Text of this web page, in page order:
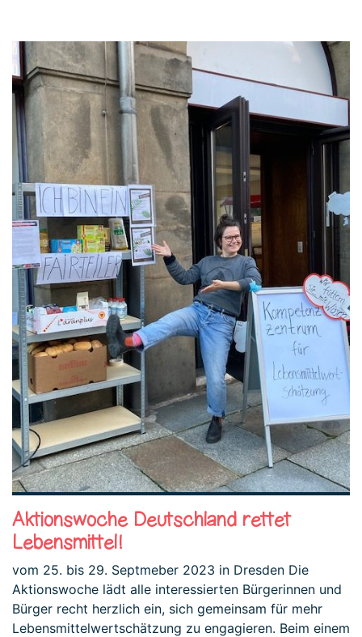
Aktionswoche Deutschland rettet
Lebensmittel!
vom 25. bis 29. Septmeber 2023 in Dresden Die
Aktionswoche lädt alle interessierten Bürgerinnen und
Bürger recht herzlich ein, sich gemeinsam für mehr
Lebensmittelwertschätzung zu engagieren. Beim einem